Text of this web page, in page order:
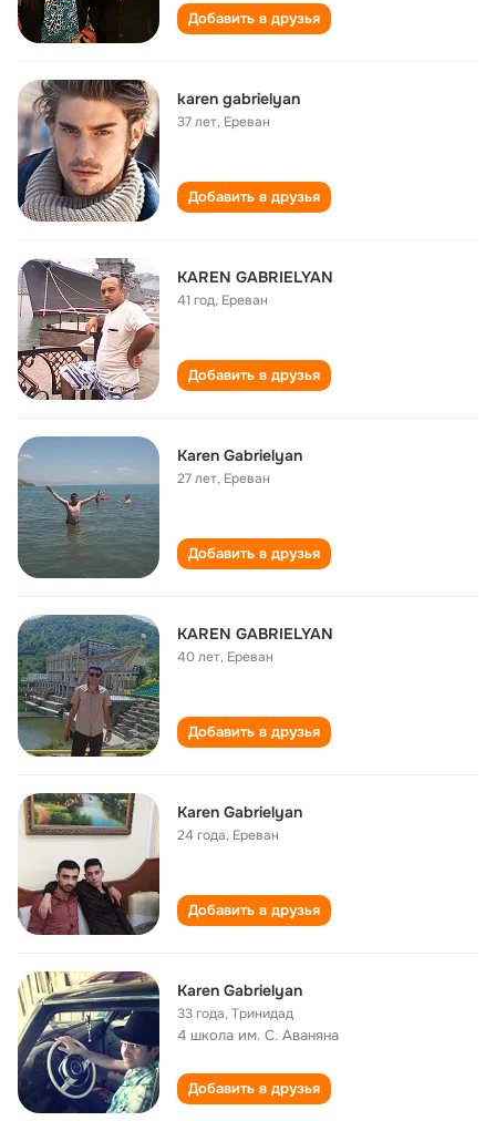
Добавить в друзья
karen gabrielyan
37 лет, Ереван
Добавить в друзья
KAREN GABRIELYAN
41 год, Ереван
Добавить в друзья
Karen Gabrielyan
27 лет, Ереван
Добавить в друзья
KAREN GABRIELYAN
40 лет, Ереван
Добавить в друзья
Karen Gabrielyan
24 года, Ереван
Добавить в друзья
Karen Gabrielyan
33 года,Тринидад
4 школа им. С. Аваняна
Добавить в друзья